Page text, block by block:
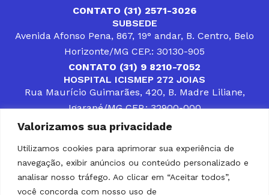
Valorizamos sua privacidade
Utilizamos cookies para aprimorar sua experiência de
navegação, exibir anúncios ou conteúdo personalizado e
analisar nosso tráfego. Ao clicar em “Aceitar todos”,
você concorda com nosso uso de
CONTATO (31) 2571-3026
SUBSEDE
Avenida Afonso Pena, 867, 19° andar, B. Centro, Belo
Horizonte/MG CEP.: 30130-905
CONTATO (31) 9 8210-7052
HOSPITAL ICISMEP 272 JOIAS
Rua Maurício Guimarães, 420, B. Madre Liliane,
Igarapé/MG CEP.: 32900-000
CONTATOS (31) 3512-4400 ou (31) 9 8309-8660
DESENVOLVER SOLUÇÕES, AÇÕES E SERVIÇOS
PÚBLICOS QUE COMPLEMENTEM A ASSISTÊNCIA À
POPULAÇÃO DA REGIÃO EM QUE ATUA, SENDO
PARCEIRO DOS MUNICÍPIOS CONSORCIADOS NA
SOLUÇÃO DE DIFICULDADES ENFRENTADAS POR
GESTORES MUNICIPAIS, É O COMPROMISSO DO